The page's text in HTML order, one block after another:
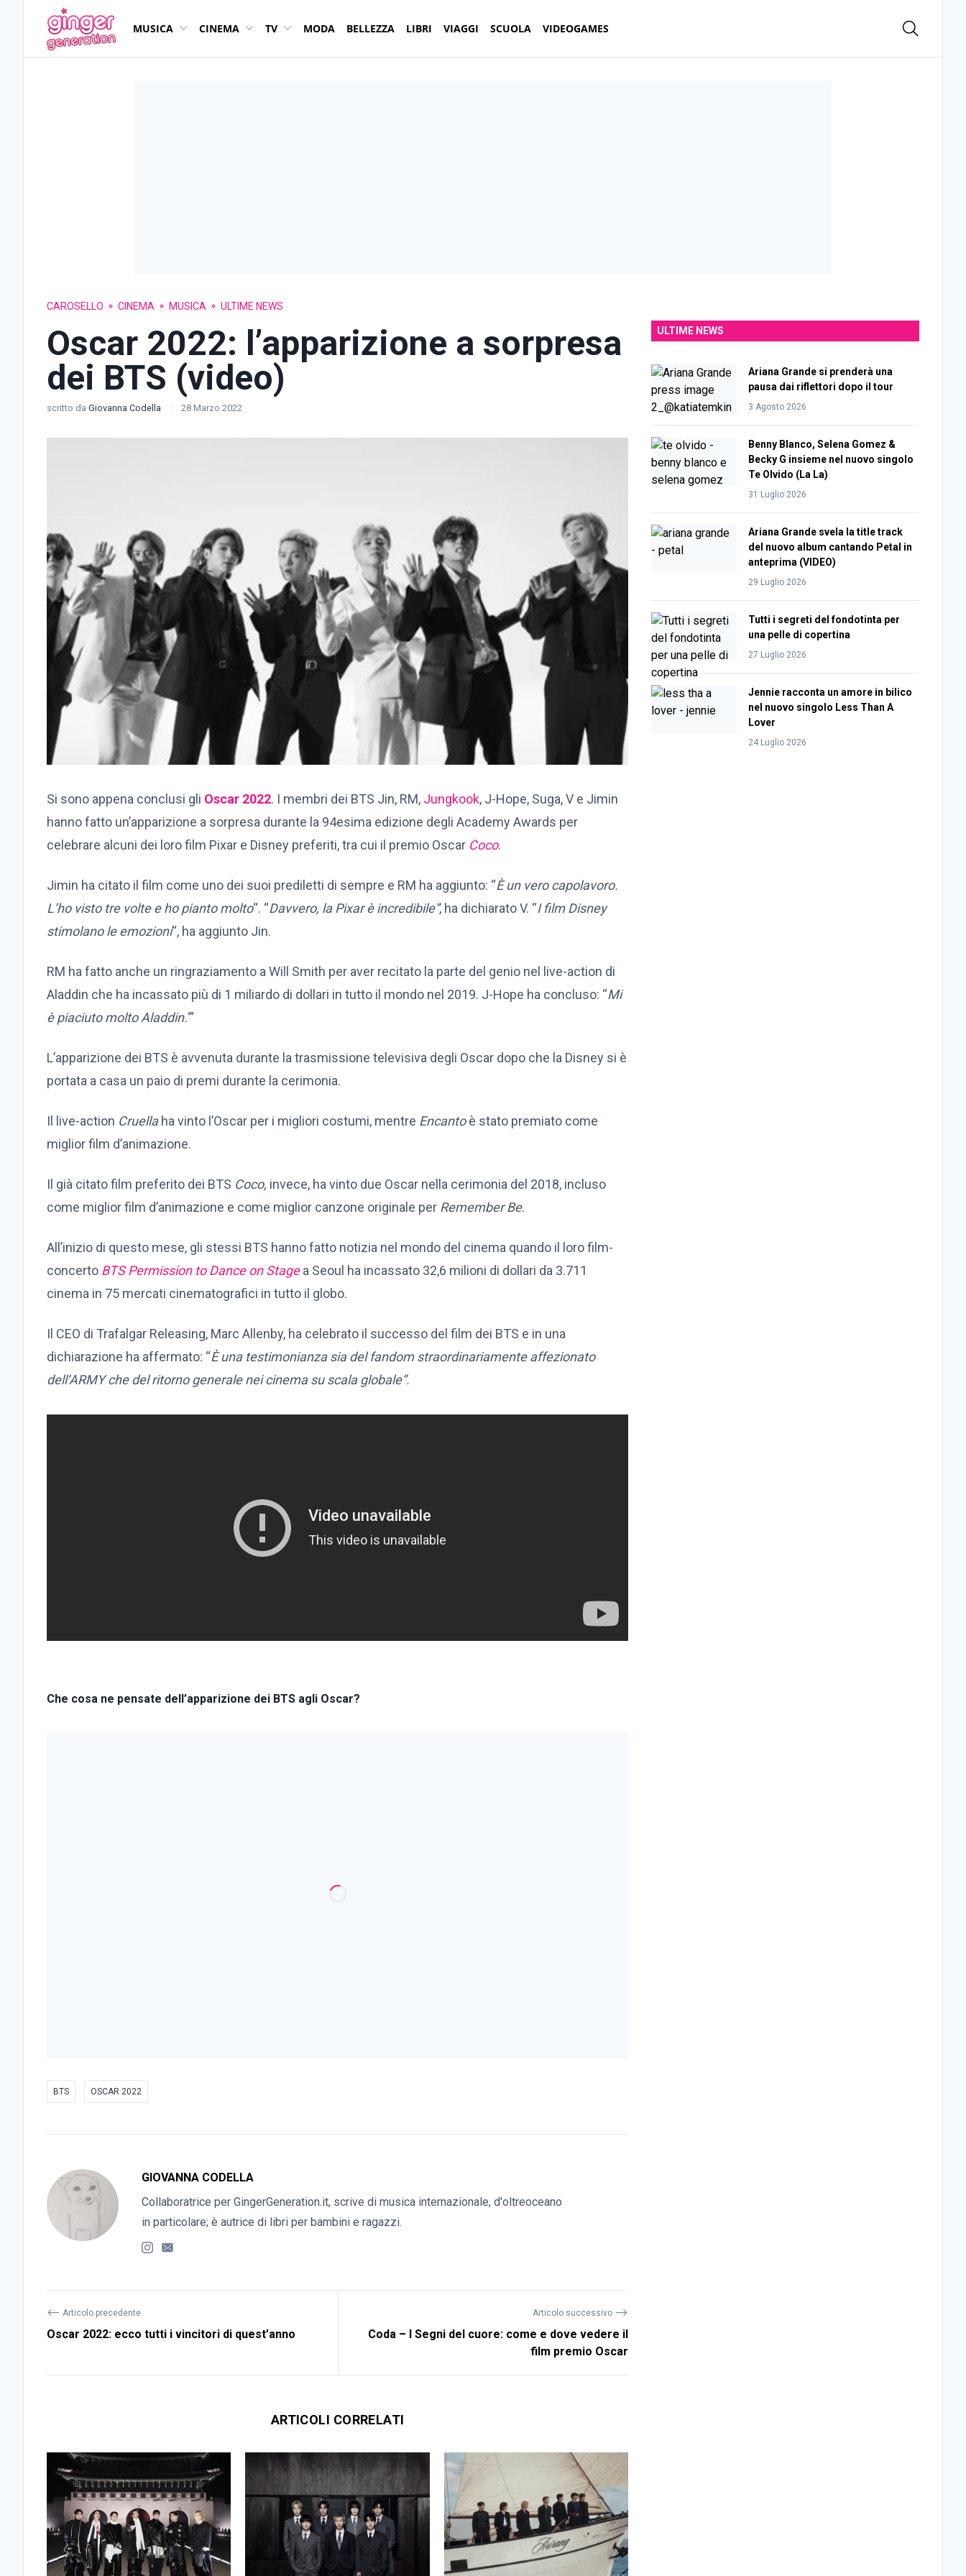
MUSICA CINEMA TV MODA BELLEZZA LIBRI VIAGGI SCUOLA VIDEOGAMES
CAROSELLO CINEMA MUSICA ULTIME NEWS
Oscar 2022: l’apparizione a sorpresa
dei BTS (video)
scritto da Giovanna Codella 28 Marzo 2022
Si sono appena conclusi gli Oscar 2022. I membri dei BTS Jin, RM, Jungkook, J-Hope, Suga, V e Jimin
hanno fatto un’apparizione a sorpresa durante la 94esima edizione degli Academy Awards per
celebrare alcuni dei loro film Pixar e Disney preferiti, tra cui il premio Oscar Coco.
Jimin ha citato il film come uno dei suoi prediletti di sempre e RM ha aggiunto: “È un vero capolavoro.
L’ho visto tre volte e ho pianto molto“. “Davvero, la Pixar è incredibile”, ha dichiarato V. “I film Disney
stimolano le emozioni“, ha aggiunto Jin.
RM ha fatto anche un ringraziamento a Will Smith per aver recitato la parte del genio nel live-action di
Aladdin che ha incassato più di 1 miliardo di dollari in tutto il mondo nel 2019. J-Hope ha concluso: “Mi
è piaciuto molto Aladdin.‘”
L’apparizione dei BTS è avvenuta durante la trasmissione televisiva degli Oscar dopo che la Disney si è
portata a casa un paio di premi durante la cerimonia.
Il live-action Cruellaha vinto l’Oscar per i migliori costumi, mentre Encantoè stato premiato come
miglior film d’animazione.
Il già citato film preferito dei BTS Coco, invece, ha vinto due Oscar nella cerimonia del 2018, incluso
come miglior film d’animazione e come miglior canzone originale per Remember Be.
All’inizio di questo mese, gli stessi BTS hanno fatto notizia nel mondo del cinema quando il loro film-
concerto BTS Permission to Dance on Stagea Seoul ha incassato 32,6 milioni di dollari da 3.711
cinema in 75 mercati cinematografici in tutto il globo.
Il CEO di Trafalgar Releasing, Marc Allenby, ha celebrato il successo del film dei BTS e in una
dichiarazione ha affermato: “È una testimonianza sia del fandom straordinariamente affezionato
dell’ARMY che del ritorno generale nei cinema su scala globale”.
Che cosa ne pensate dell’apparizione dei BTS agli Oscar?
BTS OSCAR 2022
GIOVANNA CODELLA
Collaboratrice per GingerGeneration.it, scrive di musica internazionale, d'oltreoceano
in particolare; è autrice di libri per bambini e ragazzi.
⟵ Articolo precedente
Oscar 2022: ecco tutti i vincitori di quest’anno
Articolo successivo ⟶
Coda – I Segni del cuore: come e dove vedere il
film premio Oscar
ARTICOLI CORRELATI
ULTIME NEWS
Ariana Grande si prenderà una
pausa dai riflettori dopo il tour
3 Agosto 2026
Benny Blanco, Selena Gomez &
Becky G insieme nel nuovo singolo
Te Olvido (La La)
31 Luglio 2026
Ariana Grande svela la title track
del nuovo album cantando Petal in
anteprima (VIDEO)
29 Luglio 2026
Tutti i segreti del fondotinta per
una pelle di copertina
27 Luglio 2026
Jennie racconta un amore in bilico
nel nuovo singolo Less Than A
Lover
24 Luglio 2026